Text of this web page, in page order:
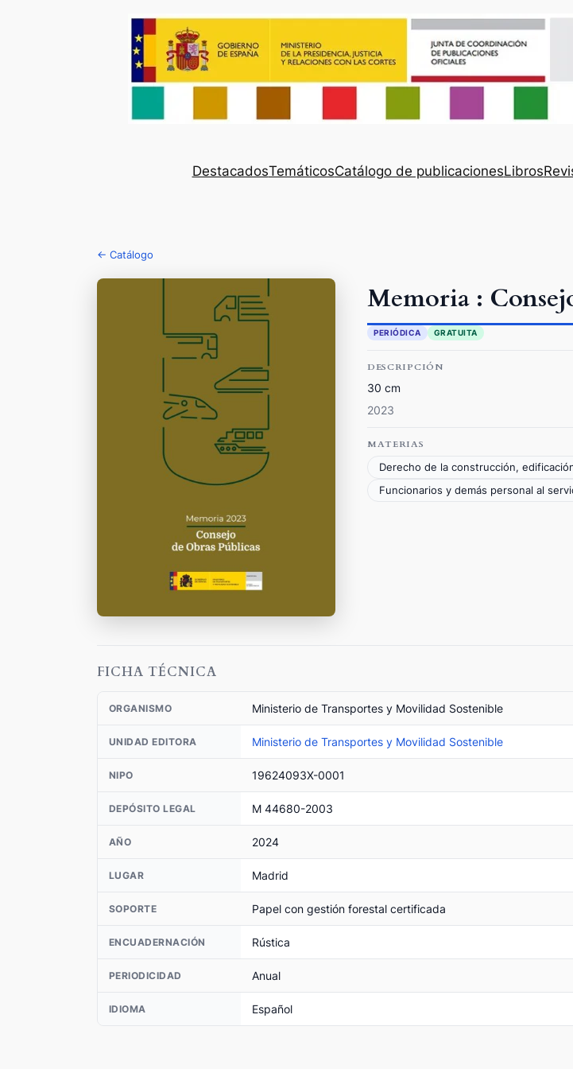
DestacadosTemáticosCatálogo de publicacionesLibros
← Catálogo
Memoria :
PERIÓDICA GRATUITA
DESCRIPCIÓN
30 cm
2023
MATERIAS
Derecho de la construcción,
Funcionarios y demás personal al
FICHA TÉCNICA
ORGANISMO Ministerio de Transportes y Movilidad Sostenible
UNIDAD EDITORA Ministerio de Transportes y Movilidad Sostenible
NIPO 19624093X-0001
DEPÓSITO LEGAL M 44680-2003
AÑO 2024
LUGAR Madrid
SOPORTE Papel con gestión forestal certificada
ENCUADERNACIÓN Rústica
PERIODICIDAD Anual
IDIOMA Español